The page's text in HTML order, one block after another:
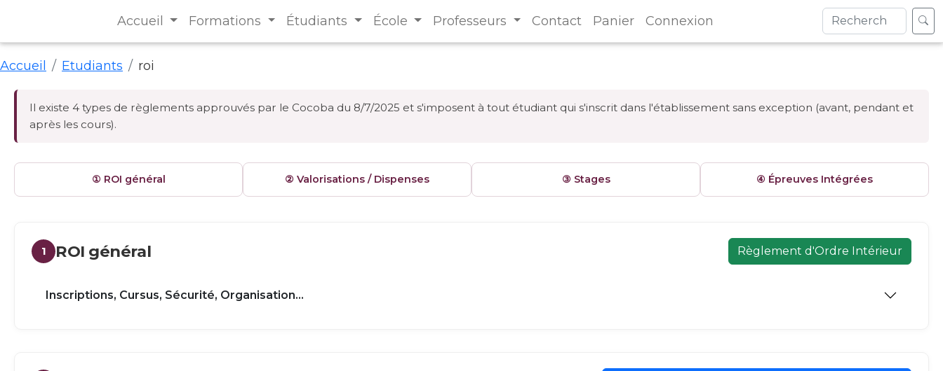
Accueil Formations Étudiants École Professeurs Contact Panier Connexion
Accueil Etudiants roi
Il existe 4 types de règlements approuvés par le Cocoba du 8/7/2025 et s'imposent à tout étudiant qui s'inscrit dans l'établissement sans exception (avant, pendant et
après les cours).
① ROI général ② Valorisations / Dispenses ③ Stages ④ Épreuves Intégrées
1 ROI général Règlement d'Ordre Intérieur
Inscriptions, Cursus, Sécurité, Organisation...